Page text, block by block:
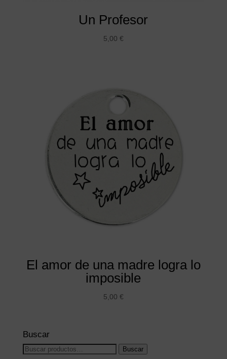
Un Profesor
5,00 €
El amor de una madre logra lo
imposible
5,00 €
Buscar
Buscar
Buscar